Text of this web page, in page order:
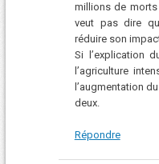
millions de
veut pas dire
réduire son
Si l’explication
l’agriculture
l’augmentation
deux.
Répondre